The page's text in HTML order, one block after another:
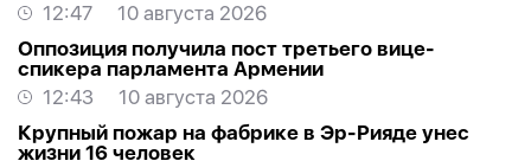
12:47
10 августа 2026
Оппозиция получила пост третьего вице-
спикера парламента Армении
12:43
10 августа 2026
Крупный пожар на фабрике в Эр-Рияде унес
жизни 16 человек